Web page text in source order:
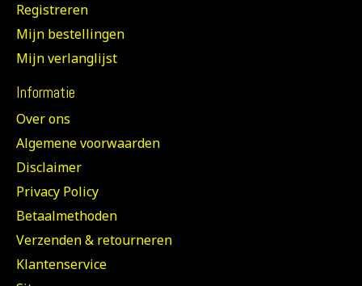
Registreren
Mijn bestellingen
Mijn verlanglijst
Informatie
Over ons
Algemene voorwaarden
Disclaimer
Privacy Policy
Betaalmethoden
Verzenden & retourneren
Klantenservice